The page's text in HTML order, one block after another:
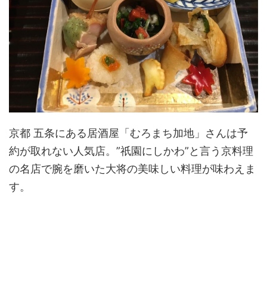
京都 五条にある居酒屋「むろまち加地」さんは予
約が取れない人気店。”祇園にしかわ”と言う京料理
の名店で腕を磨いた大将の美味しい料理が味わえま
す。